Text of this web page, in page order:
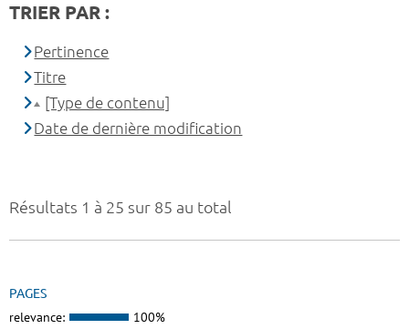
Résultats 1 à 25 sur 85 au total
PAGES
relevance: 100%
TRIER PAR :
Pertinence
Titre
[Type de contenu]
Date de dernière modification